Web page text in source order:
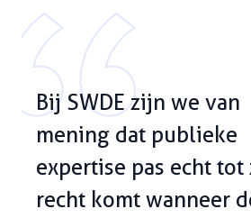
Bij SWDE zijn we van
mening dat publieke
expertise pas echt tot
recht komt wanneer